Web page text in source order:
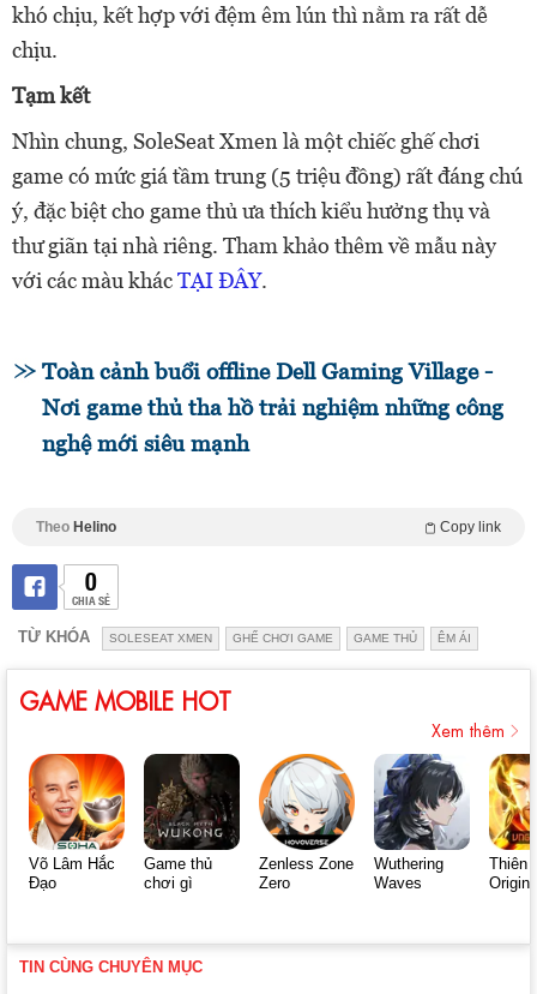
khó chịu, kết hợp với đệm êm lún thì nằm ra rất dễ
chịu.
Tạm kết
Nhìn chung, SoleSeat Xmen là một chiếc ghế chơi
game có mức giá tầm trung (5 triệu đồng) rất đáng chú
ý, đặc biệt cho game thủ ưa thích kiểu hưởng thụ và
thư giãn tại nhà riêng. Tham khảo thêm về mẫu này
với các màu khácTẠI ĐÂY.
Toàn cảnh buổi offline Dell Gaming Village -
Nơi game thủ tha hồ trải nghiệm những công
nghệ mới siêu mạnh
Theo Helino Copy link
0
CHIA SẺ
TỪ KHÓA SOLESEAT XMEN GHẾ CHƠI GAME GAME THỦ ÊM ÁI
GAME MOBILE HOT
Xem thêm
Võ Lâm Hắc
Đạo
Game thủ
chơi gì
Zenless Zone
Zero
Wuthering
Waves
Thiên
Origin
TIN CÙNG CHUYÊN MỤC